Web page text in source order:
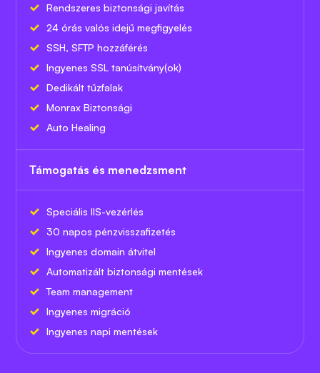
Rendszeres biztonsági javítás
24 órás valós idejű megfigyelés
SSH, SFTP hozzáférés
Ingyenes SSL tanúsítvány(ok)
Dedikált tűzfalak
Monrax Biztonsági
Auto Healing
Támogatás és menedzsment
Speciális IIS-vezérlés
30 napos pénzvisszafizetés
Ingyenes domain átvitel
Automatizált biztonsági mentések
Team management
Ingyenes migráció
Ingyenes napi mentések